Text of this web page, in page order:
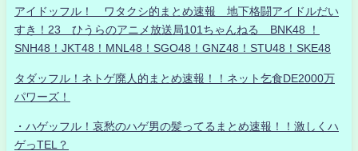
アイドッフル！ ワタクシ的まとめ速報 地下格闘アイドルだい
すき！23 ひうらのアニメ放送局101ちゃんねる BNK48 ！
SNH48！JKT48！MNL48！SGO48！GNZ48！STU48！SKE48
タダッフル！ネトゲ廃人的まとめ速報！！ネット乞食DE2000万
パワーズ！
・ハゲッフル！哀愁のハゲ男の髪ってるまとめ速報！！激しくハ
ゲっTEL？